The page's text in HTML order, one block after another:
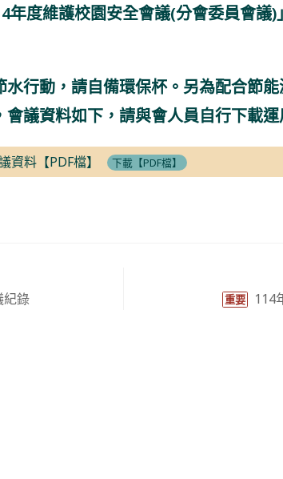
年度維護校園安全會議(分會委員會議)
行動，請自備環保杯。另為配合節
會議資料如下，請與會人員自行下載運
資料【PDF檔】 下載【PDF檔】
紀錄 重要 114